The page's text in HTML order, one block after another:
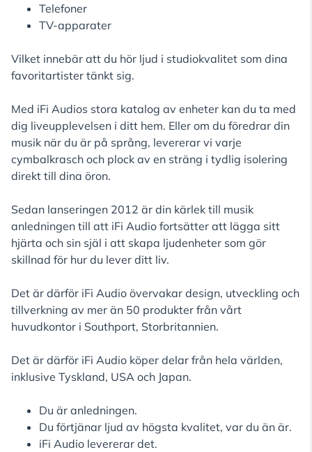
Telefoner
TV-apparater
Vilket innebär att du hör ljud i studiokvalitet som dina
favoritartister tänkt sig.
Med iFi Audios stora katalog av enheter kan du ta med
dig liveupplevelsen i ditt hem. Eller om du föredrar din
musik när du är på språng, levererar vi varje
cymbalkrasch och plock av en sträng i tydlig isolering
direkt till dina öron.
Sedan lanseringen 2012 är din kärlek till musik
anledningen till att iFi Audio fortsätter att lägga sitt
hjärta och sin själ i att skapa ljudenheter som gör
skillnad för hur du lever ditt liv.
Det är därför iFi Audio övervakar design, utveckling och
tillverkning av mer än 50 produkter från vårt
huvudkontor i Southport, Storbritannien.
Det är därför iFi Audio köper delar från hela världen,
inklusive Tyskland, USA och Japan.
Du är anledningen.
Du förtjänar ljud av högsta kvalitet, var du än är.
iFi Audio levererar det.